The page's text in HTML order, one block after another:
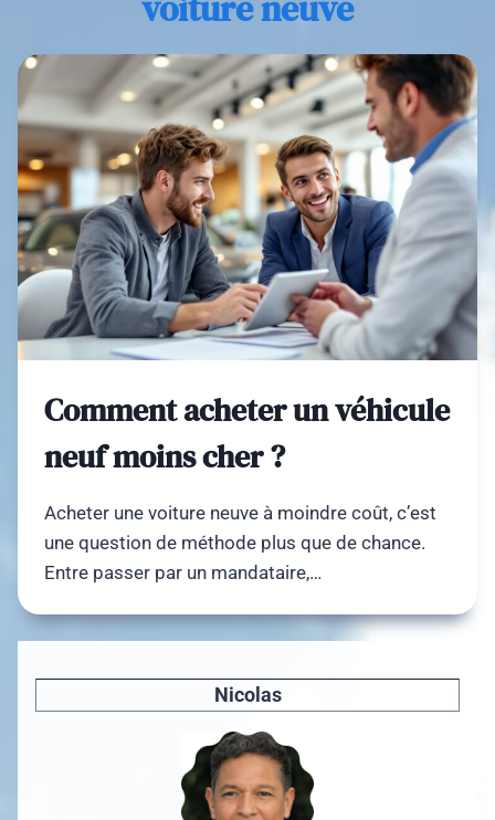
Comment acheter un véhicule
neuf moins cher ?
Acheter une voiture neuve à moindre coût, c’est
une question de méthode plus que de chance.
Entre passer par un mandataire,…
Nicolas